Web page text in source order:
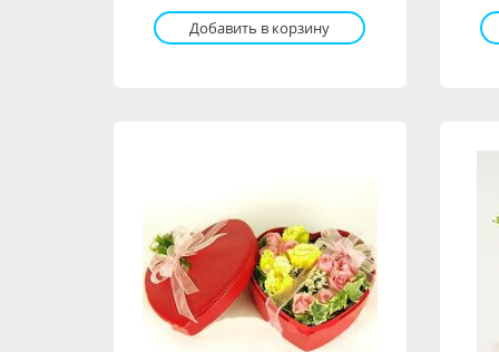
Добавить в корзину